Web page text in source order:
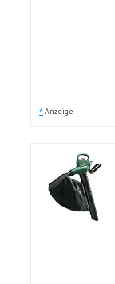
* Anzeige